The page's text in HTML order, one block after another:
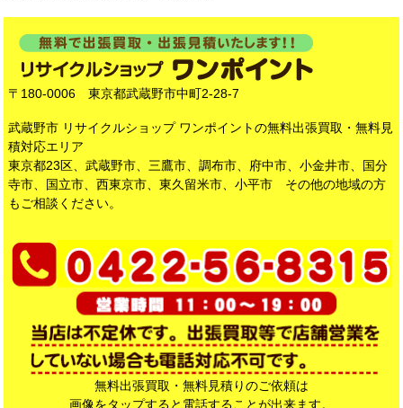
〒180-0006 東京都武蔵野市中町2-28-7
武蔵野市 リサイクルショップ ワンポイントの無料出張買取・無料見
積対応エリア
東京都23区、武蔵野市、三鷹市、調布市、府中市、小金井市、国分
寺市、国立市、西東京市、東久留米市、小平市 その他の地域の方
もご相談ください。
無料出張買取・無料見積りのご依頼は
画像をタップすると電話することが出来ます。